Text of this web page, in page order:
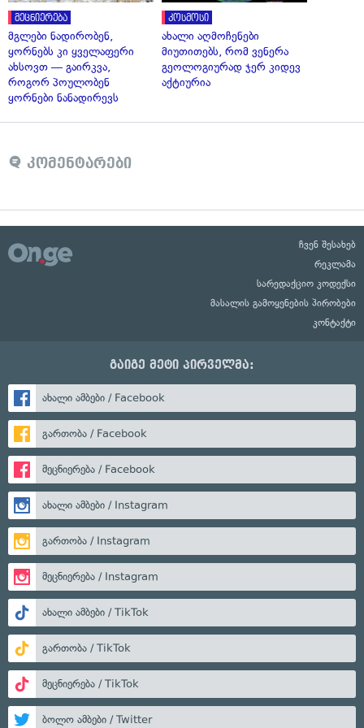
მეცნიერება
მგლები ნადირობენ,
ყორნებს კი ყველაფერი
ახსოვთ — გაირკვა,
როგორ პოულობენ
ყორნები ნანადირევს
კოსმოსი
ახალი აღმოჩენები
მიუთითებს, რომ ვენერა
გეოლოგიურად ჯერ კიდევ
აქტიურია
კომენტარები
ჩვენ შესახებ
რეკლამა
სარედაქციო კოდექსი
მასალის გამოყენების პირობები
კონტაქტი
გაიგე მეტი პირველმა:
ახალი ამბები / Facebook
გართობა / Facebook
მეცნიერება / Facebook
ახალი ამბები / Instagram
გართობა / Instagram
მეცნიერება / Instagram
ახალი ამბები / TikTok
გართობა / TikTok
მეცნიერება / TikTok
ბოლო ამბები / Twitter